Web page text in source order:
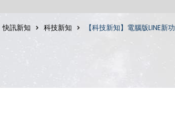
快訊新知 科技新知 【科技新知】電腦版LINE